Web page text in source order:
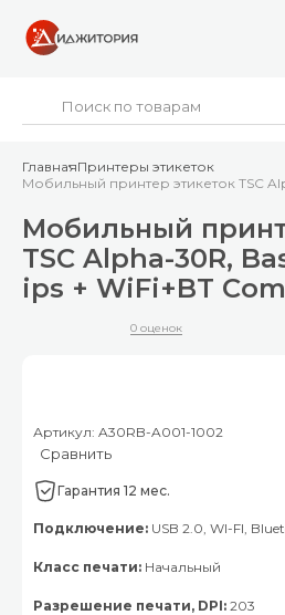
ГлавнаяПринтеры этикеток
Мобильный принтер этикеток TSC
Мобильный
TSC Alpha-30R,
ips + WiFi+BT
0 оценок
Артикул: A30RB-A001-1002
Сравнить
Гарантия 12 мес.
Подключение: USB 2.0, WI-FI,
Класс печати: Начальный
Разрешение печати, DPI: 203